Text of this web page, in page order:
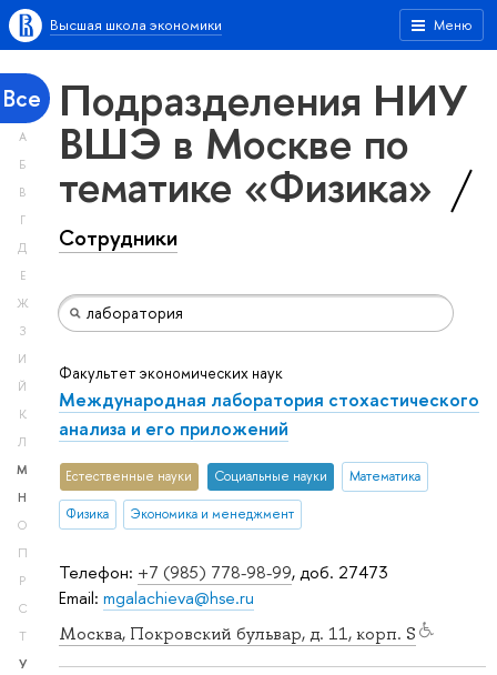
Меню
Высшая школа экономики
Все
А
Б
В
Г
Д
Е
Ж
З
И
Й
К
Л
М
Н
О
П
Р
С
Т
У
Подразделения НИУ
ВШЭ в Москве по
тематике «Физика»
Сотрудники
Телефон: +7 (985) 778-98-99, доб. 27473
Email: mgalachieva@hse.ru
Москва, Покровский бульвар, д. 11, корп. S
Факультет экономических наук
Международная лаборатория стохастического
анализа и его приложений
Естественные науки Социальные науки Математика
Физика Экономика и менеджмент